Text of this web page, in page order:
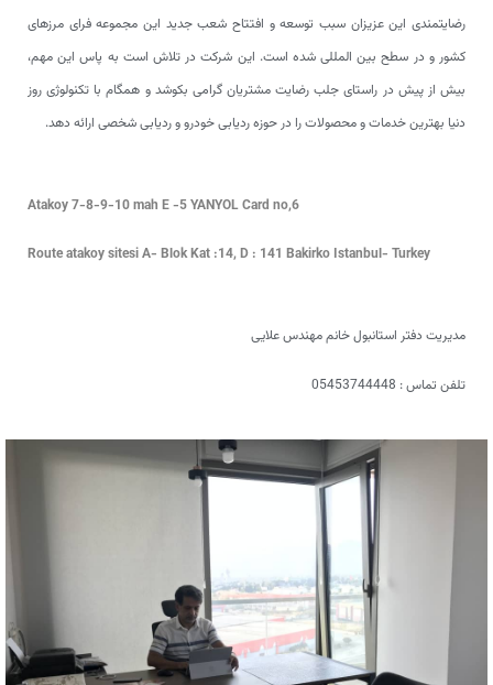
رضایتمندی این عزیزان سبب توسعه و افتتاح شعب جدید این مجموعه فرای مرزهای
کشور و در سطح بین المللی شده است. این شرکت در تلاش است به پاس این مهم،
بیش از پیش در راستای جلب رضایت مشتریان گرامی بکوشد و همگام با تکنولوژی روز
دنیا بهترین خدمات و محصولات را در حوزه ردیابی خودرو و ردیابی شخصی ارائه دهد.
Atakoy 7-8-9-10 mah E -5 YANYOL Card no,6
Route atakoy sitesi A- Blok Kat :14, D : 141 Bakirko Istanbul- Turkey
مدیریت دفتر استانبول خانم مهندس علایی
تلفن تماس : 05453744448